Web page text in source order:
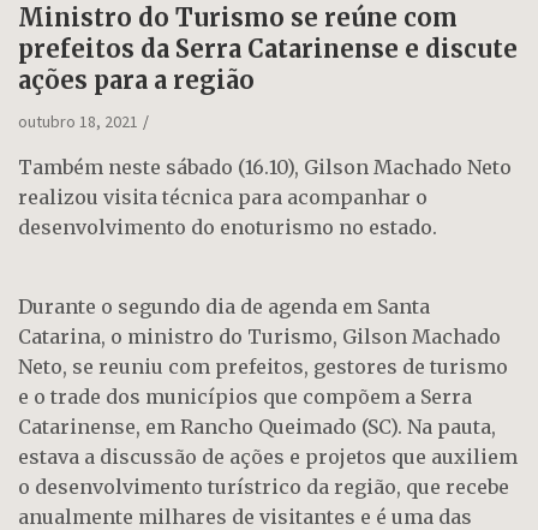
Ministro do Turismo se reúne com
prefeitos da Serra Catarinense e discute
ações para a região
outubro 18, 2021
Também neste sábado (16.10), Gilson Machado Neto
realizou visita técnica para acompanhar o
desenvolvimento do enoturismo no estado.
Durante o segundo dia de agenda em Santa
Catarina, o ministro do Turismo, Gilson Machado
Neto, se reuniu com prefeitos, gestores de turismo
e o trade dos municípios que compõem a Serra
Catarinense, em Rancho Queimado (SC). Na pauta,
estava a discussão de ações e projetos que auxiliem
o desenvolvimento turístrico da região, que recebe
anualmente milhares de visitantes e é uma das